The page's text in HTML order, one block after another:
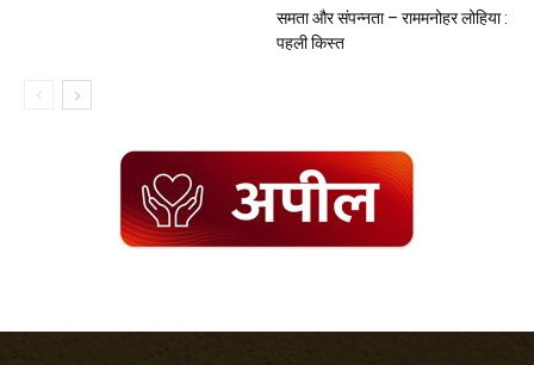
समता और संपन्नता – राममनोहर लोहिया :
पहली किस्त